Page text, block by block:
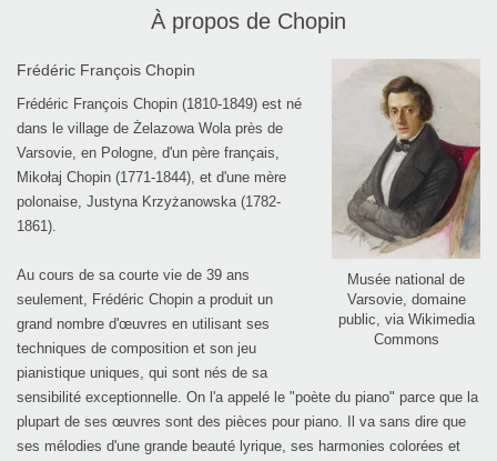
À propos de Chopin
Musée national de
Varsovie, domaine
public, via Wikimedia
Commons
Frédéric François Chopin
Frédéric François Chopin (1810-1849) est né
dans le village de Żelazowa Wola près de
Varsovie, en Pologne, d'un père français,
Mikołaj Chopin (1771-1844), et d'une mère
polonaise, Justyna Krzyżanowska (1782-
1861).
Au cours de sa courte vie de 39 ans
seulement, Frédéric Chopin a produit un
grand nombre d'œuvres en utilisant ses
techniques de composition et son jeu
pianistique uniques, qui sont nés de sa
sensibilité exceptionnelle. On l'a appelé le "poète du piano" parce que la
plupart de ses œuvres sont des pièces pour piano. Il va sans dire que
ses mélodies d'une grande beauté lyrique, ses harmonies colorées et